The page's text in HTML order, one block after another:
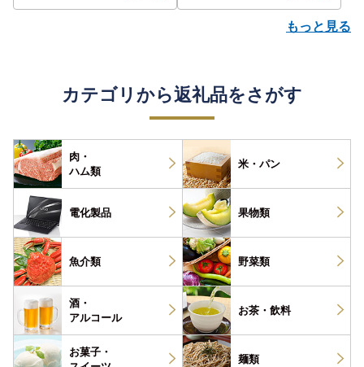
もっと見る
カテゴリから返礼品をさがす
肉・
ハム類
米・パン
電化製品 果物類
魚介類 野菜類
酒・
アルコール
お茶・ 飲料
お菓子・
麺類